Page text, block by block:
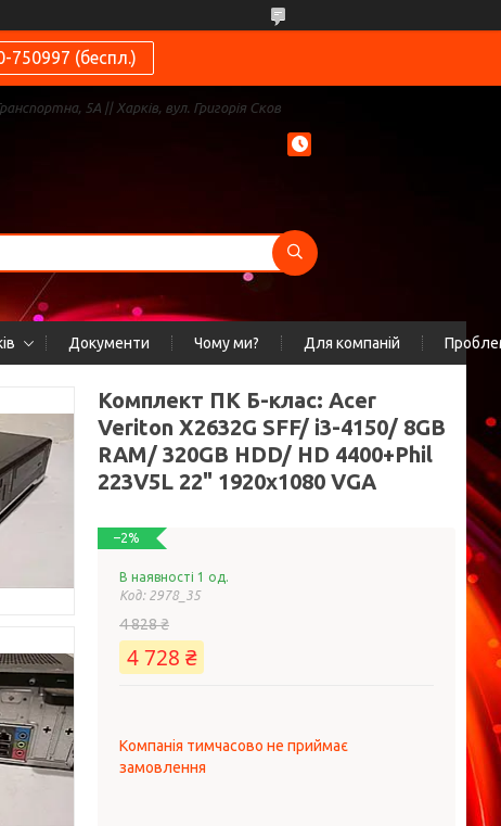
750997 (беспл.)
5А || Харків, вул. Григорія Сков
Документи Чому ми? Для компаній
Комплект ПК Б-клас: Acer
Veriton X2632G SFF/ i3-4150/ 8GB
RAM/ 320GB HDD/ HD 4400+Phil
223V5L 22" 1920x1080 VGA
–2%
В наявності 1 од.
Код: 2978_35
4 828 ₴
4 728 ₴
Компанія тимчасово не приймає
замовлення